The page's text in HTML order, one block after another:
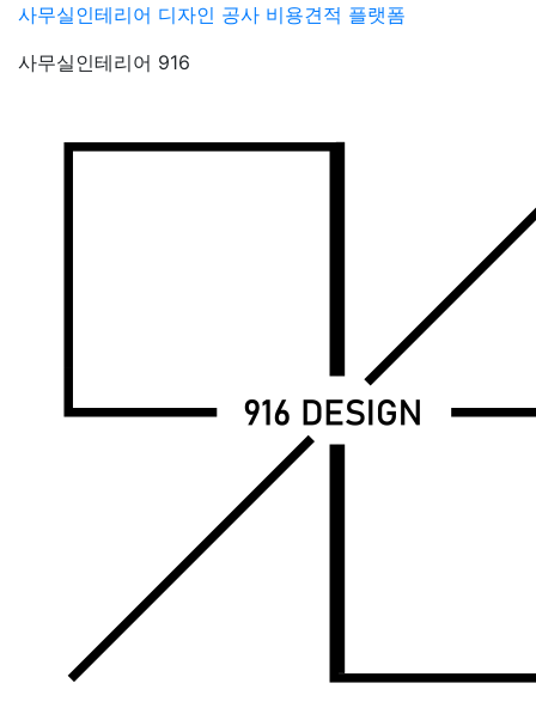
Skip
content
사무실인테리어 디자인 공사 비용견적 플랫폼
사무실인테리어 916